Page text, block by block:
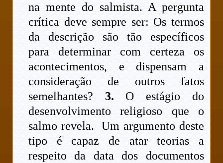
na mente do salmista. A pergunta
crítica deve sempre ser: Os termos
da descrição são tão específicos
para determinar com certeza os
acontecimentos, e dispensam a
consideração de outros fatos
semelhantes? 3. O estágio do
desenvolvimento religioso que o
salmo revela. Um argumento deste
tipo é capaz de atar teorias a
respeito da data dos documentos